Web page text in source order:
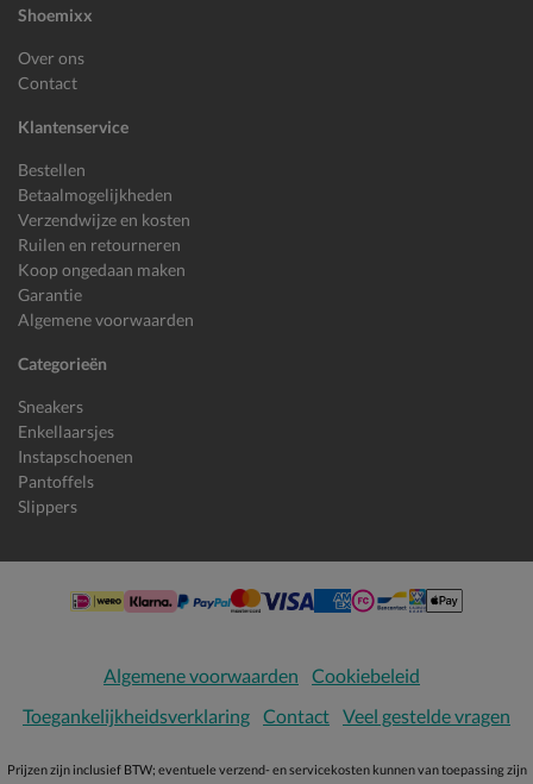
Shoemixx
Over ons
Contact
Klantenservice
Bestellen
Betaalmogelijkheden
Verzendwijze en kosten
Ruilen en retourneren
Koop ongedaan maken
Garantie
Algemene voorwaarden
Categorieën
Sneakers
Enkellaarsjes
Instapschoenen
Pantoffels
Slippers
Algemene voorwaarden
Cookiebeleid
Toegankelijkheidsverklaring Contact Veel gestelde vragen
Prijzen zijn inclusief BTW; eventuele verzend- en servicekosten kunnen van toepassing zijn